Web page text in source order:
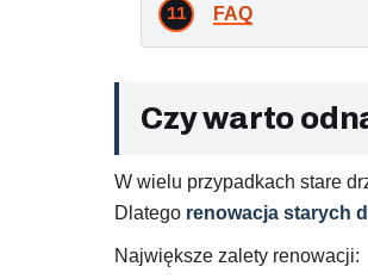
FAQ
Czy warto
W wielu przypadkach stare
Dlatego renowacja starych
Największe zalety renowacji: